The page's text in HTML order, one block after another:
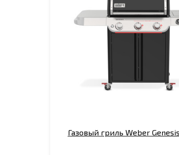
Газовый гриль Weber